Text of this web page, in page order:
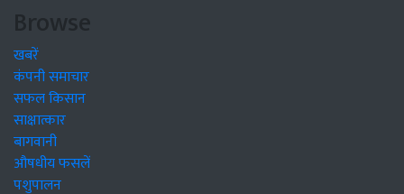
Browse
खबरें
कंपनी समाचार
सफल किसान
साक्षात्कार
बागवानी
औषधीय फसलें
पशुपालन